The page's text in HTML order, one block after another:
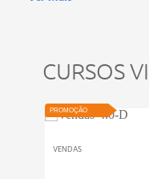
CURSOS
PROMOÇÃO
VENDAS